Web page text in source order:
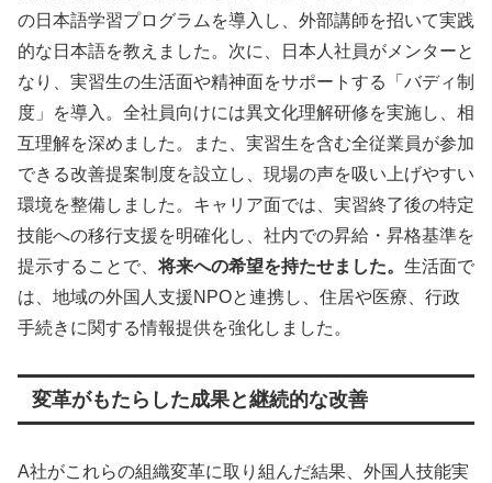
の日本語学習プログラムを導入し、外部講師を招いて実践
的な日本語を教えました。次に、日本人社員がメンターと
なり、実習生の生活面や精神面をサポートする「バディ制
度」を導入。全社員向けには異文化理解研修を実施し、相
互理解を深めました。また、実習生を含む全従業員が参加
できる改善提案制度を設立し、現場の声を吸い上げやすい
環境を整備しました。キャリア面では、実習終了後の特定
技能への移行支援を明確化し、社内での昇給・昇格基準を
提示することで、将来への希望を持たせました。 生活面で
は、地域の外国人支援NPOと連携し、住居や医療、行政
手続きに関する情報提供を強化しました。
変革がもたらした成果と継続的な改善
A社がこれらの組織変革に取り組んだ結果、外国人技能実